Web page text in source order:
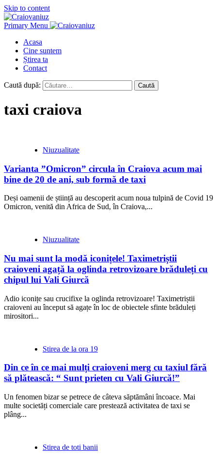
Skip to content
Primary Menu
Acasa
Cine suntem
Știrea ta
Contact
Caută după:
taxi craiova
Niuzualitate
Varianta ”Omicron” circula în Craiova acum mai
bine de 20 de ani, sub formă de taxi
Deși oamenii de știință au descoperit acum noua tulpină de Covid 19
Omicron, venită din Africa de Sud, în Craiova,...
Niuzualitate
Nu mai sunt la modă iconițele! Taximetriștii
craioveni agață la oglinda retrovizoare brăduleți cu
chipul lui Vali Giurcă
Adio iconițe sau crucifixe la oglinda retrovizoare! Taximetriștii
craioveni au început să agațe în loc de obiectele sfinte brăduleți
mirositori...
Stirea de la ora 19
Din ce în ce mai mulți craioveni merg cu taxiul fără
să plătească: “ Sunt prieten cu Vali Giurcă!”
Un fenomen bizar se petrece de câteva săptămâni încoace. Mai
multe societăți comerciale care prestează activitatea de taxi se
plâng...
Stirea de toti banii